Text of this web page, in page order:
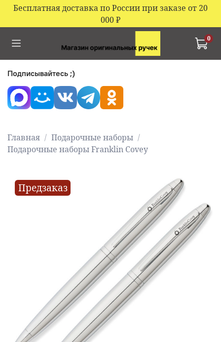
Бесплатная доставка по России при заказе от 20
000₽
0
Главная
Подарочные наборы
Подарочные наборы Franklin Covey
Предзаказ
Подписывайтесь ;)